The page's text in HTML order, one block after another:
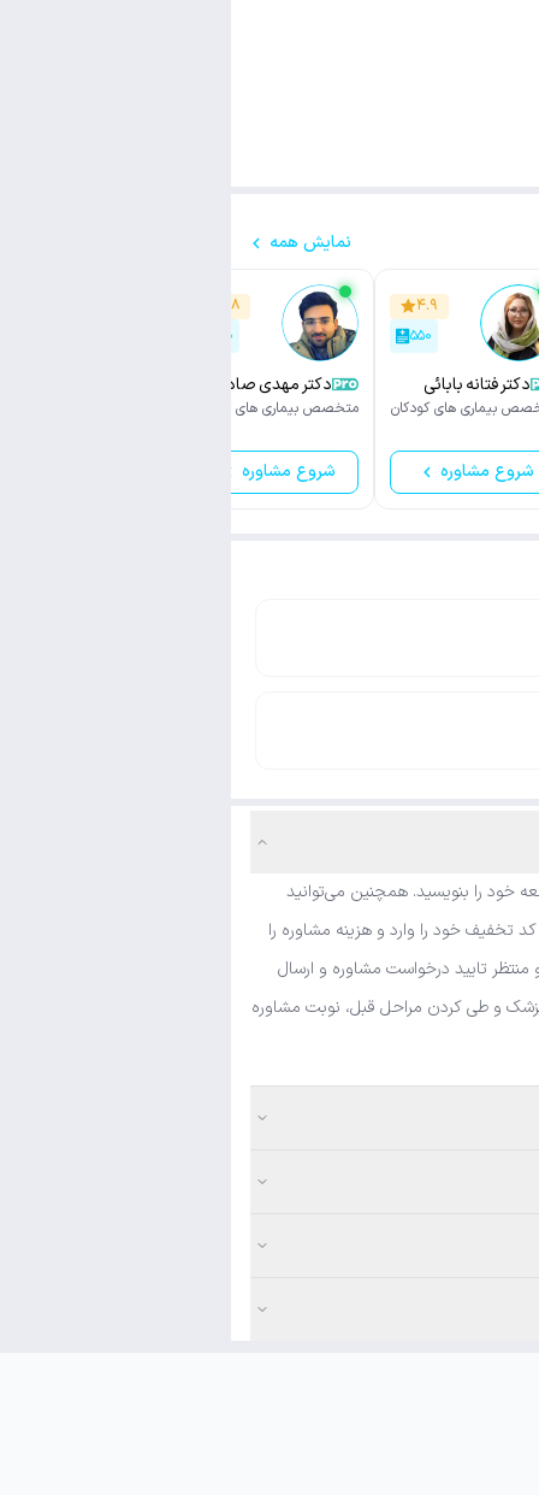
نمایش همه
۴.۹
۵۵۰
دکتر فتانه بابائی
بیماری های کودکان
شروع مشاوره
۴.۸
۲۵۰
دکتر مهدی صادقی
متخصص بیماری های کودکان
شروع مشاوره
خود را بنویسید. همچنین می‌توانید
تخفیف خود را وارد و هزینه مشاوره را
تایید درخواست مشاوره و ارسال
پزشک و طی کردن مراحل قبل، نوبت مشاوره